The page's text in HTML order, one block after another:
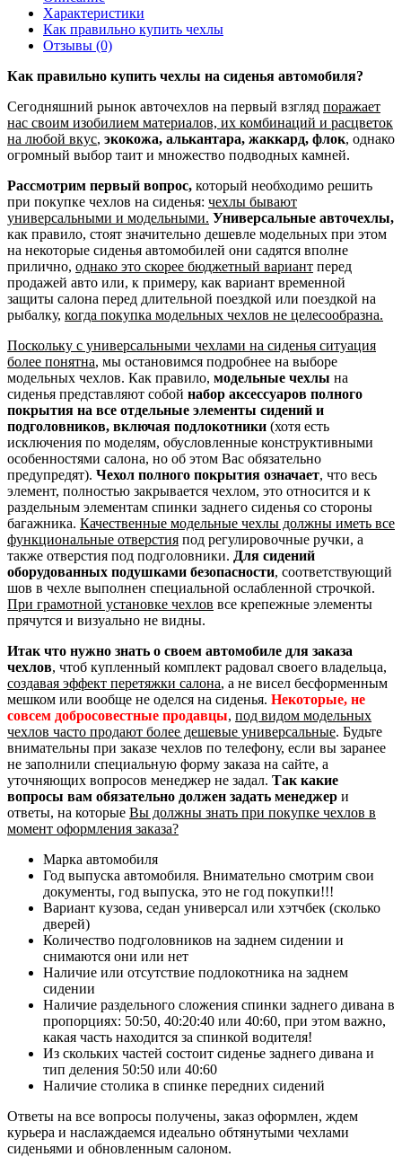
Характеристики
Как правильно купить чехлы
Отзывы (0)
Как правильно купить чехлы на сиденья автомобиля?
Сегодняшний рынок авточехлов на первый взгляд поражает
нас своим изобилием материалов, их комбинаций и расцветок
на любой вкус, экокожа, алькантара, жаккард, флок, однако
огромный выбор таит и множество подводных камней.
Рассмотрим первый вопрос, который необходимо решить
при покупке чехлов на сиденья: чехлы бывают
универсальными и модельными. Универсальные авточехлы,
как правило, стоят значительно дешевле модельных при этом
на некоторые сиденья автомобилей они садятся вполне
прилично, однако это скорее бюджетный вариант перед
продажей авто или, к примеру, как вариант временной
защиты салона перед длительной поездкой или поездкой на
рыбалку, когда покупка модельных чехлов не целесообразна.
Поскольку с универсальными чехлами на сиденья ситуация
более понятна, мы остановимся подробнее на выборе
модельных чехлов. Как правило, модельные чехлы на
сиденья представляют собой набор аксессуаров полного
покрытия на все отдельные элементы сидений и
подголовников, включая подлокотники (хотя есть
исключения по моделям, обусловленные конструктивными
особенностями салона, но об этом Вас обязательно
предупредят). Чехол полного покрытия означает, что весь
элемент, полностью закрывается чехлом, это относится и к
раздельным элементам спинки заднего сиденья со стороны
багажника. Качественные модельные чехлы должны иметь все
функциональные отверстия под регулировочные ручки, а
также отверстия под подголовники. Для сидений
оборудованных подушками безопасности, соответствующий
шов в чехле выполнен специальной ослабленной строчкой.
При грамотной установке чехлов все крепежные элементы
прячутся и визуально не видны.
Итак что нужно знать о своем автомобиле для заказа
чехлов, чтоб купленный комплект радовал своего владельца,
создавая эффект перетяжки салона, а не висел бесформенным
мешком или вообще не оделся на сиденья. Некоторые, не
совсем добросовестные продавцы, под видом модельных
чехлов часто продают более дешевые универсальные. Будьте
внимательны при заказе чехлов по телефону, если вы заранее
не заполнили специальную форму заказа на сайте, а
уточняющих вопросов менеджер не задал. Так какие
вопросы вам обязательно должен задать менеджер и
ответы, на которые Вы должны знать при покупке чехлов в
момент оформления заказа?
Марка автомобиля
Год выпуска автомобиля. Внимательно смотрим свои
документы, год выпуска, это не год покупки!!!
Вариант кузова, седан универсал или хэтчбек (сколько
дверей)
Количество подголовников на заднем сидении и
снимаются они или нет
Наличие или отсутствие подлокотника на заднем
сидении
Наличие раздельного сложения спинки заднего дивана в
пропорциях: 50:50, 40:20:40 или 40:60, при этом важно,
какая часть находится за спинкой водителя!
Из скольких частей состоит сиденье заднего дивана и
тип деления 50:50 или 40:60
Наличие столика в спинке передних сидений
Ответы на все вопросы получены, заказ оформлен, ждем
курьера и наслаждаемся идеально обтянутыми чехлами
сиденьями и обновленным салоном.